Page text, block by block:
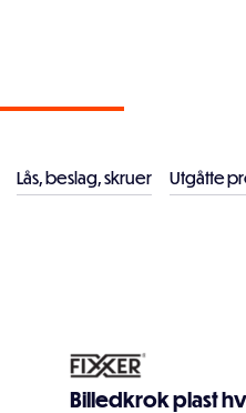
Lås, beslag, skruer Utgåtte
Billedkrok plast